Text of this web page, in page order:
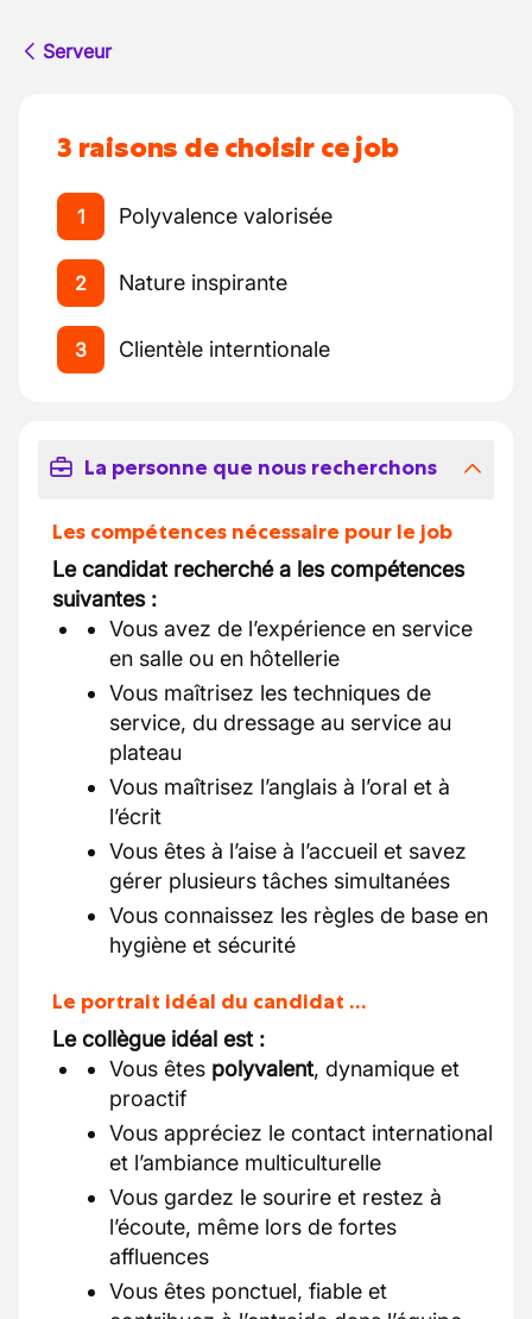
Serveur
3 raisons de choisir ce job
1 Polyvalence valorisée
2 Nature inspirante
3 Clientèle interntionale
La personne que nous recherchons
Les compétences nécessaire pour le job
Le candidat recherché a les compétences
suivantes :
Vous avez de l’expérience en service
en salle ou en hôtellerie
Vous maîtrisez les techniques de
service, du dressage au service au
plateau
Vous maîtrisez l’anglais à l’oral et à
l’écrit
Vous êtes à l’aise à l’accueil et savez
gérer plusieurs tâches simultanées
Vous connaissez les règles de base en
hygiène et sécurité
Le portrait idéal du candidat …
Le collègue idéal est :
Vous êtes polyvalent, dynamique et
proactif
Vous appréciez le contact international
et l’ambiance multiculturelle
Vous gardez le sourire et restez à
l’écoute, même lors de fortes
affluences
Vous êtes ponctuel, fiable et